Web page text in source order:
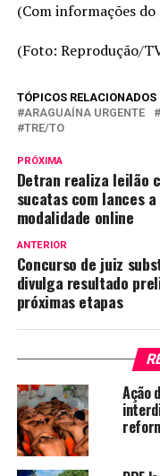
(Com informações
(Foto: Reprodução/
TÓPICOS RELACIONADOS
ARAGUAÍNA URGENTE
TRE/TO
PRÓXIMA
Detran realiza leilão
sucatas com lances
modalidade online
ANTERIOR
Concurso de juiz
divulga resultado
próximas etapas
Ação